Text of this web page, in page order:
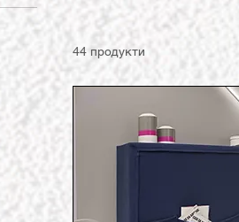
44 продукти